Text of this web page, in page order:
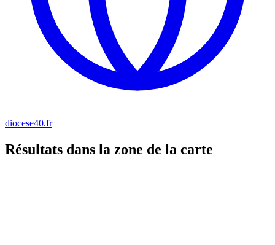
diocese40.fr
Résultats dans la zone de la carte